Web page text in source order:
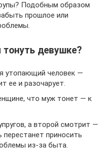
Подобным образом
прошлое или
тонуть девушке?
утопающий человек —
ее и разочарует.
что муж тонет — к
а второй смотрит —
перестанет приносить
из-за быта.